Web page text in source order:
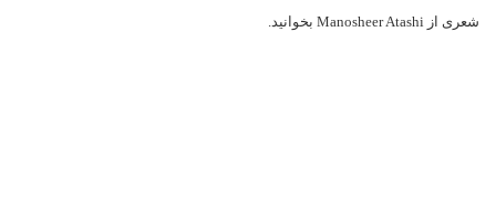
شعری از Manosheer Atashi بخوانید.